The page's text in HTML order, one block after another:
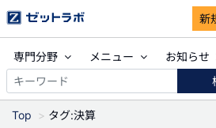
新
専門分野 メニュー
お知らせ
Top タグ:決算